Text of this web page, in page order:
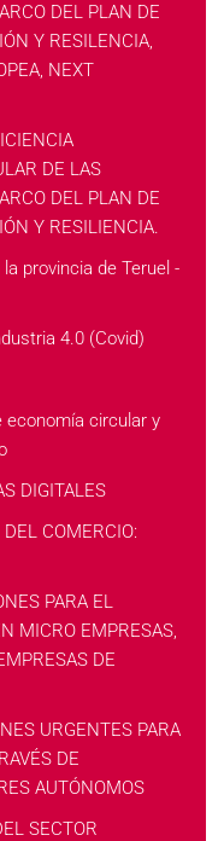
DEL PLAN DE
Y RESILENCIA,
NEXT
DE LAS
DEL PLAN DE
Y RESILIENCIA.
provincia de Teruel -
4.0 (Covid)
economía circular y
DIGITALES
COMERCIO:
PARA EL
MICRO EMPRESAS,
DE
URGENTES PARA
DE
AUTÓNOMOS
SECTOR